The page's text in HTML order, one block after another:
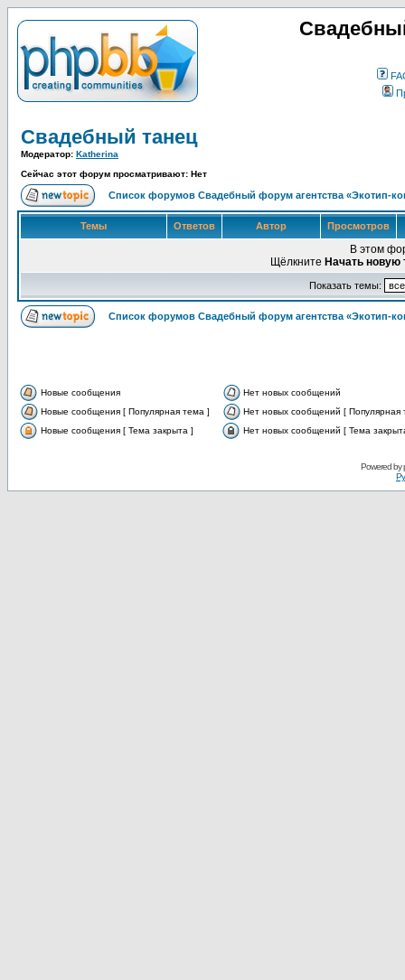
Свадебный танец
Модератор: Katherina
Сейчас этот форум просматривают: Нет
Список форумов Свадебный форум агентства «Экотип-
Темы Ответов Автор Просмотров
В этом
Щёлкните Начать новую
Показать темы:
Список форумов Свадебный форум агентства «Экотип-
Новые сообщения
Нет новых сообщений
Новые сообщения [ Популярная тема ]
Нет новых сообщений [ Популярная
Новые сообщения [ Тема закрыта ]
Нет новых сообщений [ Тема
Powered by